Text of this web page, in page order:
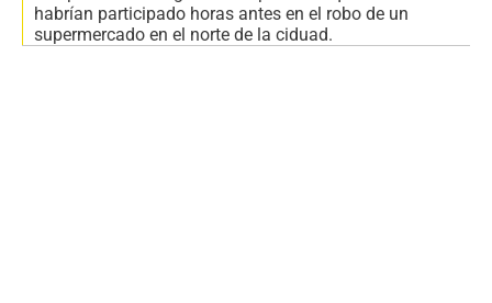
habrían participado horas antes en el robo de un
supermercado en el norte de la ciduad.